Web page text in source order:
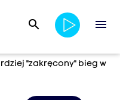
search menu
"zakręcony" bieg w